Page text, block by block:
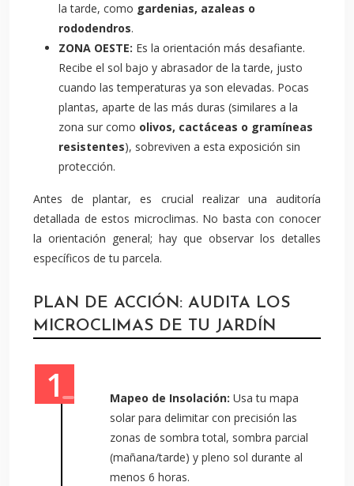
la tarde, como gardenias, azaleas o
rododendros.
ZONA OESTE: Es la orientación más desafiante.
Recibe el sol bajo y abrasador de la tarde, justo
cuando las temperaturas ya son elevadas. Pocas
plantas, aparte de las más duras (similares a la
zona sur como olivos, cactáceas o gramíneas
resistentes), sobreviven a esta exposición sin
protección.
Antes de plantar, es crucial realizar una auditoría
detallada de estos microclimas. No basta con conocer
la orientación general; hay que observar los detalles
específicos de tu parcela.
PLAN DE ACCIÓN: AUDITA LOS
MICROCLIMAS DE TU JARDÍN
Mapeo de Insolación: Usa tu mapa
solar para delimitar con precisión las
zonas de sombra total, sombra parcial
(mañana/tarde) y pleno sol durante al
menos 6 horas.